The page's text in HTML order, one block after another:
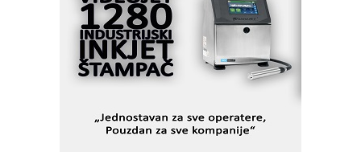
IBeRTIM - oprema za ispitivanje
kontrole kvaliteta
STAUFF – Komponente koje
povećavaju pouzdanost hidrauličkih
sistema
pouzdanost u transferu fluida